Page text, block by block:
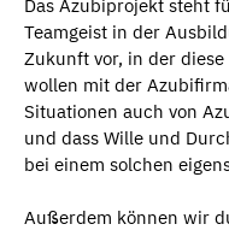
Das Azubiprojekt steht
Teamgeist in der
Zukunft vor, in der
wollen mit der
Situationen auch von
und dass Wille und
bei einem solchen
Außerdem können wir